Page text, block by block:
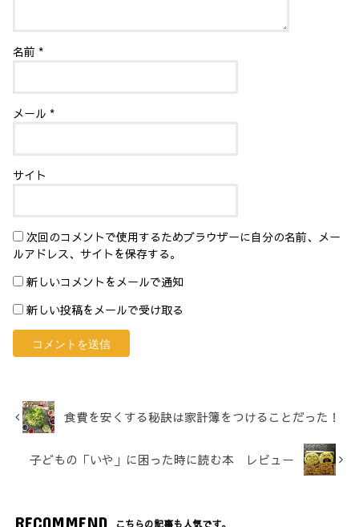
名前*
メール*
サイト
次回のコメントで使用するためブラウザーに自分の名前、メー
ルアドレス、サイトを保存する。
新しいコメントをメールで通知
新しい投稿をメールで受け取る
食費を安くする秘訣は家計簿をつけることだった！
子どもの「いや」に困った時に読む本 レビュー
RECOMMEND こちらの記事も人気です。